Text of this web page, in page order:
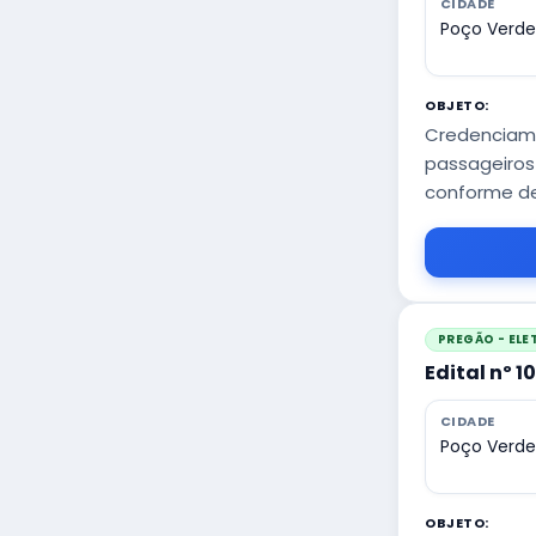
Poço
OBJETO:
conforme
PREGÃO -
Edital nº
CIDADE
Poço
OBJETO: